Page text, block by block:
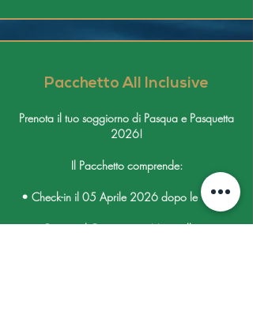
Pacchetto All Inclusive
Prenota il tuo soggiorno di Pasqua e Pasquetta
2026!
Il Pacchetto comprende:
• Check-in il 05 Aprile 2026 dopo le 11:30
• Pranzo di Pasqua con Menù allegato